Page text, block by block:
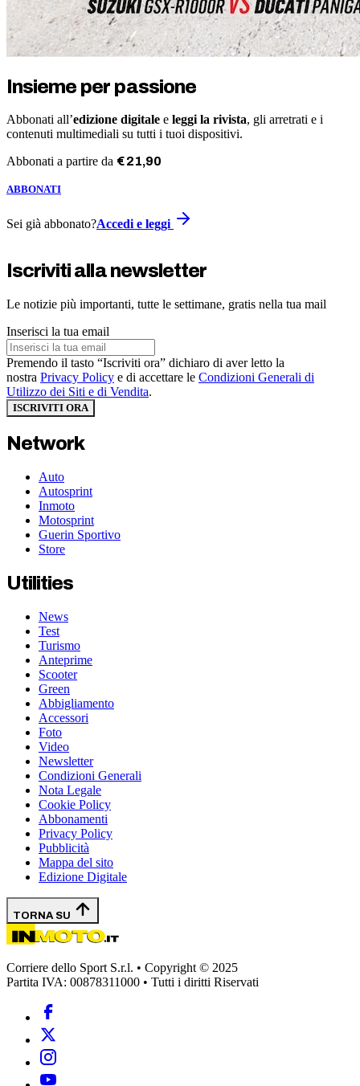
Insieme per passione
Abbonati all’edizione digitale e leggi la rivista, gli arretrati e i
contenuti multimediali su tutti i tuoi dispositivi.
Abbonati a partire da €21,90
ABBONATI
Sei già abbonato?Accedi e leggi
Iscriviti alla newsletter
Le notizie più importanti, tutte le settimane, gratis nella tua mail
Inserisci la tua email
Premendo il tasto “Iscriviti ora” dichiaro di aver letto la
nostra Privacy Policy e di accettare le Condizioni Generali di
Utilizzo dei Siti e di Vendita.
ISCRIVITI ORA
Network
Auto
Autosprint
Inmoto
Motosprint
Guerin Sportivo
Store
Utilities
News
Test
Turismo
Anteprime
Scooter
Green
Abbigliamento
Accessori
Foto
Video
Newsletter
Condizioni Generali
Nota Legale
Cookie Policy
Abbonamenti
Privacy Policy
Pubblicità
Mappa del sito
Edizione Digitale
TORNA SU
Corriere dello Sport S.r.l. • Copyright © 2025
Partita IVA: 00878311000 • Tutti i diritti Riservati